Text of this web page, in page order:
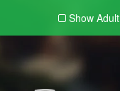
Show Adult